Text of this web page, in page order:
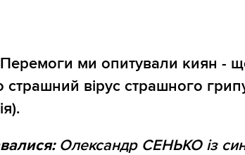
ми опитували киян -
вірус страшного
Олександр СЕНЬКО із